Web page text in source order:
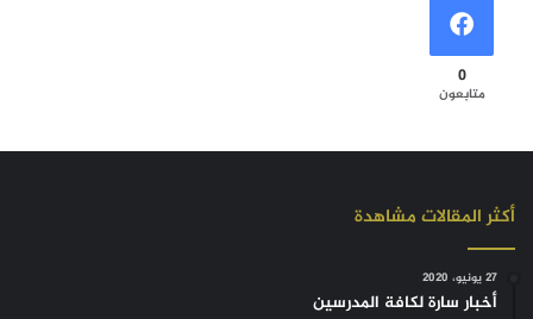
0
متابعون
أكثر المقالات مشاهدة
27 يونيو، 2020
أخبار سارة لكافة المدرسين